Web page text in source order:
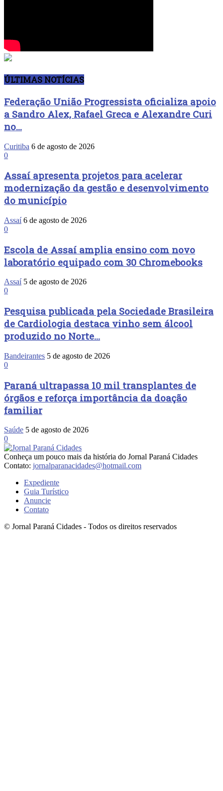
ÚLTIMAS NOTÍCIAS
Federação União Progressista oficializa apoio
a Sandro Alex, Rafael Greca e Alexandre Curi
no...
Curitiba 6 de agosto de 2026
0
Assaí apresenta projetos para acelerar
modernização da gestão e desenvolvimento
do município
Assaí 6 de agosto de 2026
0
Escola de Assaí amplia ensino com novo
laboratório equipado com 30 Chromebooks
Assaí 5 de agosto de 2026
0
Pesquisa publicada pela Sociedade Brasileira
de Cardiologia destaca vinho sem álcool
produzido no Norte...
Bandeirantes 5 de agosto de 2026
0
Paraná ultrapassa 10 mil transplantes de
órgãos e reforça importância da doação
familiar
Saúde 5 de agosto de 2026
0
Conheça um pouco mais da história do Jornal Paraná Cidades
Contato: jornalparanacidades@hotmail.com
Expediente
Guia Turístico
Anuncie
Contato
© Jornal Paraná Cidades - Todos os direitos reservados